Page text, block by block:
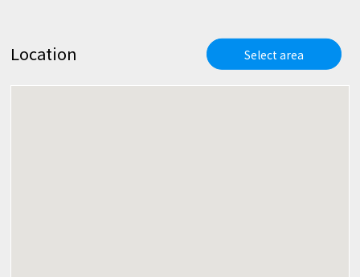
Location Select area